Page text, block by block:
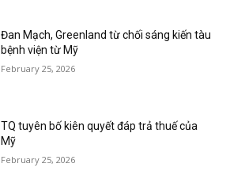
Đan Mạch, Greenland từ chối sáng kiến tàu
bệnh viện từ Mỹ
February 25, 2026
TQ tuyên bố kiên quyết đáp trả thuế của
Mỹ
February 25, 2026